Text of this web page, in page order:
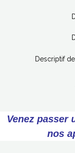
Descriptif
Venez passer
nos